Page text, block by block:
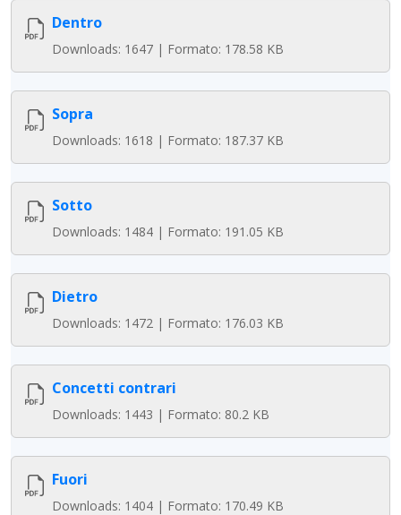
Dentro
Downloads: 1647 | Formato: 178.58 KB
Sopra
Downloads: 1618 | Formato: 187.37 KB
Sotto
Downloads: 1484 | Formato: 191.05 KB
Dietro
Downloads: 1472 | Formato: 176.03 KB
Concetti contrari
Downloads: 1443 | Formato: 80.2 KB
Fuori
Downloads: 1404 | Formato: 170.49 KB